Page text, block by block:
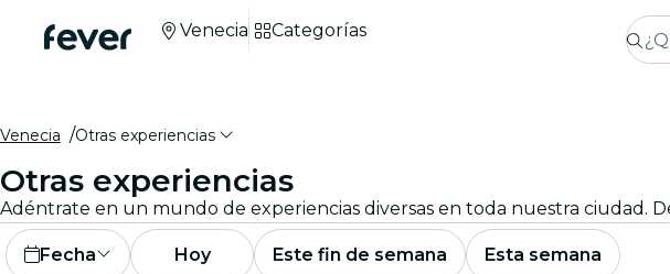
Venecia Categorías
Venecia Otras experiencias
Otras experiencias
Fecha Hoy Este fin de semana Esta semana